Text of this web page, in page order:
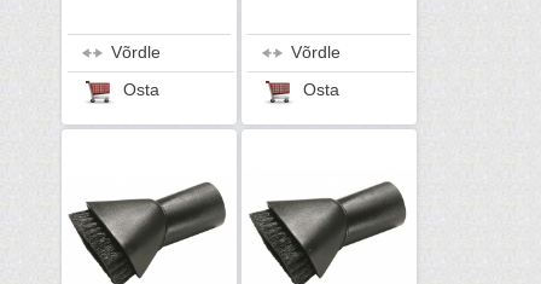
Võrdle
Osta
Võrdle
Osta